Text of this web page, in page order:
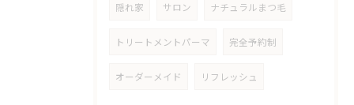
隠れ家 サロン ナチュラルまつ毛
トリートメントパーマ 完全予約制
オーダーメイド リフレッシュ